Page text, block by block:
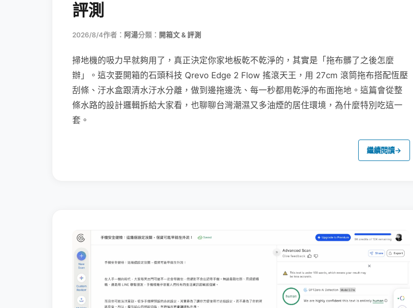
評測
2026/8/4作者： 阿湯分類： 開箱文 & 評測
掃地機的吸力早就夠用了，真正決定你家地板乾不乾淨的，其實是「拖布髒了之後怎麼
辦」。這次要開箱的石頭科技 Qrevo Edge 2 Flow 搖滾天王，用 27cm 滾筒拖布搭配恆壓
刮條、汙水盒跟清水汙水分離，做到邊拖邊洗、每一秒都用乾淨的布面拖地。這篇會從整
條水路的設計邏輯拆給大家看，也聊聊台灣潮濕又多油煙的居住環境，為什麼特別吃這一
套。
繼續閱讀→